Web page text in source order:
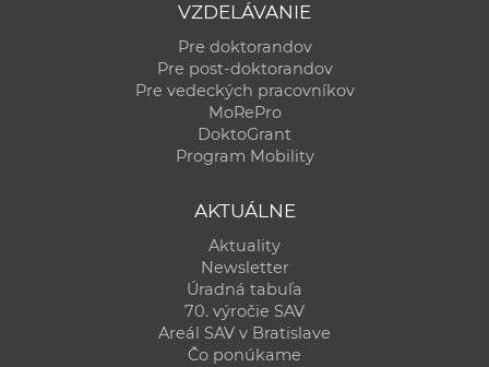
VZDELÁVANIE
Pre doktorandov
Pre post-doktorandov
Pre vedeckých pracovníkov
MoRePro
DoktoGrant
Program Mobility
AKTUÁLNE
Aktuality
Newsletter
Úradná tabuľa
70. výročie SAV
Areál SAV v Bratislave
Čo ponúkame